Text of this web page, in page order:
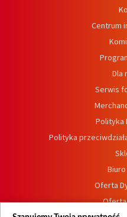
Centrum
Dla
Serwis
Polityka
Polityka
Oferta
Oferta